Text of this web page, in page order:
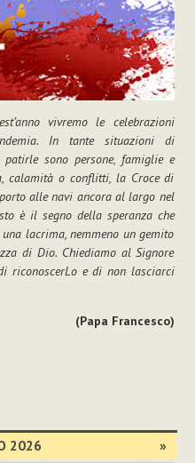
vivremo le celebrazioni
In tante situazioni di
patirle sono persone, famiglie e
calamità o conflitti, la Croce di
alle navi ancora al largo nel
è il segno della speranza che
lacrima, nemmeno un gemito
di Dio. Chiediamo al Signore
riconoscerLo e di non lasciarci
(Papa Francesco)
2026 »